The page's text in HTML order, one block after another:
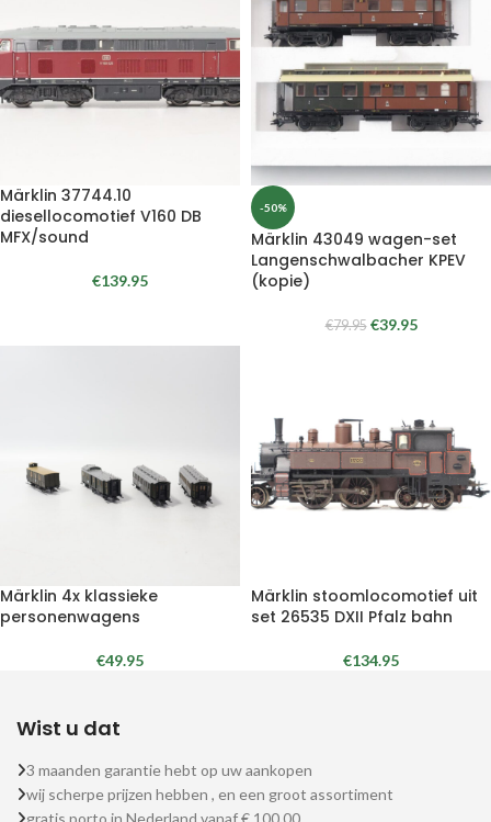
Märklin 37744.10
diesellocomotief V160 DB
MFX/sound
€139.95
-50%
Märklin 43049 wagen-set
Langenschwalbacher KPEV
(kopie)
€79.95 €39.95
Märklin 4x klassieke
personenwagens
€49.95
Märklin stoomlocomotief uit
set 26535 DXII Pfalz bahn
€134.95
Wist u dat
3 maanden garantie hebt op uw aankopen
wij scherpe prijzen hebben , en een groot assortiment
gratis porto in Nederland vanaf € 100,00